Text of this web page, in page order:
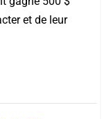
et de leur